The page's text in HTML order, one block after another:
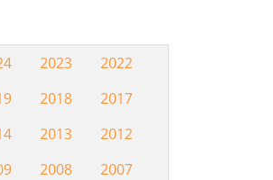
2023
2022
2018
2017
2013
2012
2008
2007